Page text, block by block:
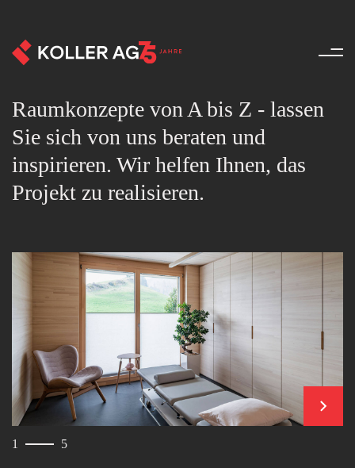
Raum - Produkte - Koller AG
Raumkonzepte von A bis Z - lassen
Sie sich von uns beraten und
inspirieren. Wir helfen Ihnen, das
Projekt zu realisieren.
1 5